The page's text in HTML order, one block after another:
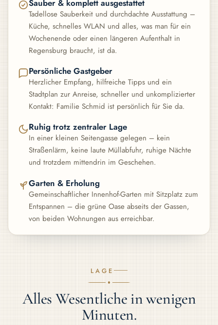
Sauber & komplett ausgestattet
Tadellose Sauberkeit und durchdachte Ausstattung –
Küche, schnelles WLAN und alles, was man für ein
Wochenende oder einen längeren Aufenthalt in
Regensburg braucht, ist da.
Persönliche Gastgeber
Herzlicher Empfang, hilfreiche Tipps und ein
Stadtplan zur Anreise, schneller und unkomplizierter
Kontakt: Familie Schmid ist persönlich für Sie da.
Ruhig trotz zentraler Lage
In einer kleinen Seitengasse gelegen – kein
Straßenlärm, keine laute Müllabfuhr, ruhige Nächte
und trotzdem mittendrin im Geschehen.
Garten & Erholung
Gemeinschaftlicher Innenhof-Garten mit Sitzplatz zum
Entspannen – die grüne Oase abseits der Gassen,
von beiden Wohnungen aus erreichbar.
LAGE
Alles Wesentliche in wenigen
Minuten.